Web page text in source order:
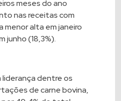
meses do ano
nas receitas com
menor alta em janeiro
junho (18,3%).
dentre os
de carne bovina,